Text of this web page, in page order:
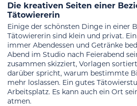
Die kreativen Seiten einer
Tätowiererin
Einige der schönsten Dinge in einer
Tätowiererin sind klein und privat.
immer Abendessen und Getränke
Abend im Studio nach Feierabend
zusammen skizziert, Vorlagen
darüber spricht, warum bestimmte
mehr loslassen. Ein gutes
Arbeitsplatz. Es kann auch ein Ort
atmen.